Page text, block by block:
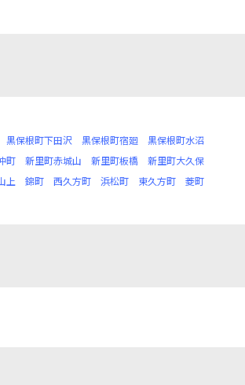
黒保根町下田沢 黒保根町宿廻
黒保根町水沼
町 新里町赤城山 新里町板橋
新里町大久保
上 錦町 西久方町 浜松町 東久方町
菱町